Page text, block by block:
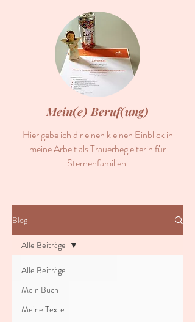
Mein(e) Beruf(ung)
Hier gebe ich dir einen kleinen Einblick in
meine Arbeit als Trauerbegleiterin für
Sternenfamilien.
Blog
Alle Beiträge
Mein Buch
Meine Texte
Alle Beiträge